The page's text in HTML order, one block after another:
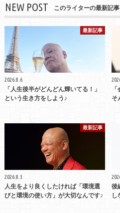
NEW POST このライターの最新記事
最新記事
2026.8.6
「人生後半がどんどん輝いてる！」
という生き方をしよう♪
そ
最新記事
2026.8.3
人生をより良くしたければ「環境選
びと環境の使い方」が大切なんです♪
後
し